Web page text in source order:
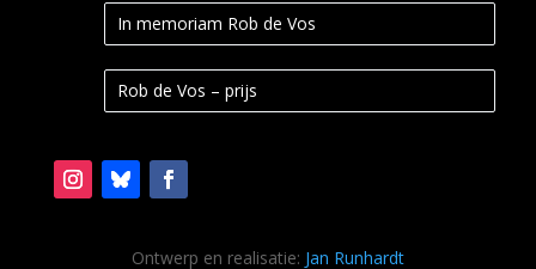
In memoriam Rob de Vos
Rob de Vos – prijs
Ontwerp en realisatie: Jan Runhardt